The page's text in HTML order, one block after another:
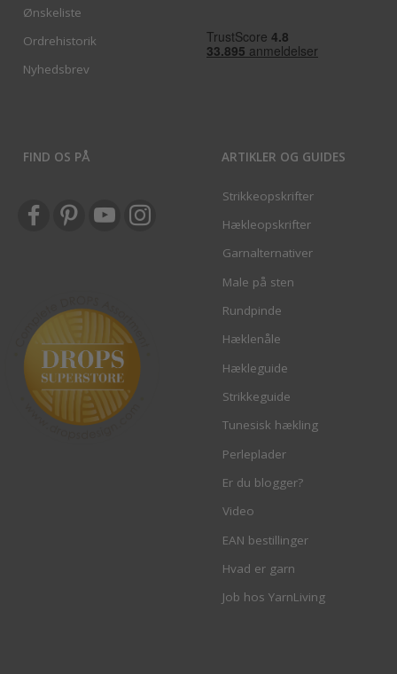
Ønskeliste
Ordrehistorik
Nyhedsbrev
FIND OS PÅ ARTIKLER OG GUIDES
Strikkeopskrifter
Hækleopskrifter
Garnalternativer
Male på sten
Rundpinde
Hæklenåle
Hækleguide
Strikkeguide
Tunesisk hækling
Perleplader
Er du blogger?
Video
EAN bestillinger
Hvad er garn
Job hos YarnLiving